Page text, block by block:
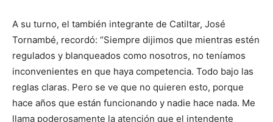
A su turno, el también integrante de Catiltar, José
Tornambé, recordó: “Siempre dijimos que mientras estén
regulados y blanqueados como nosotros, no teníamos
inconvenientes en que haya competencia. Todo bajo las
reglas claras. Pero se ve que no quieren esto, porque
hace años que están funcionando y nadie hace nada. Me
llama poderosamente la atención que el intendente